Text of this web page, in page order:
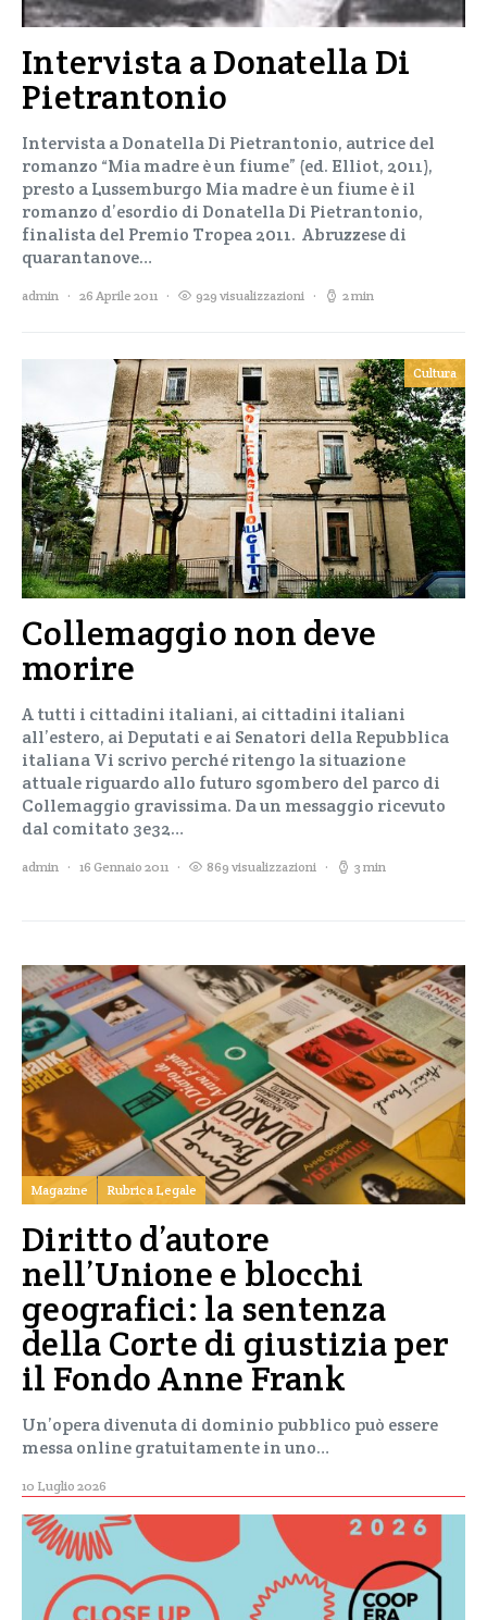
Intervista a Donatella Di
Pietrantonio
Intervista a Donatella Di Pietrantonio, autrice del
romanzo “Mia madre è un fiume” (ed. Elliot, 2011),
presto a Lussemburgo Mia madre è un fiume è il
romanzo d’esordio di Donatella Di Pietrantonio,
finalista del Premio Tropea 2011. Abruzzese di
quarantanove…
admin 26 Aprile 2011 929 visualizzazioni 2 min
Cultura
Collemaggio non deve
morire
A tutti i cittadini italiani, ai cittadini italiani
all’estero, ai Deputati e ai Senatori della Repubblica
italiana Vi scrivo perché ritengo la situazione
attuale riguardo allo futuro sgombero del parco di
Collemaggio gravissima. Da un messaggio ricevuto
dal comitato 3e32…
admin 16 Gennaio 2011 869 visualizzazioni 3 min
Magazine Rubrica Legale
Diritto d’autore
nell’Unione e blocchi
geografici: la sentenza
della Corte di giustizia per
il Fondo Anne Frank
Un’opera divenuta di dominio pubblico può essere
messa online gratuitamente in uno…
10 Luglio 2026